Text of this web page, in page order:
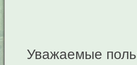
Уважаемые